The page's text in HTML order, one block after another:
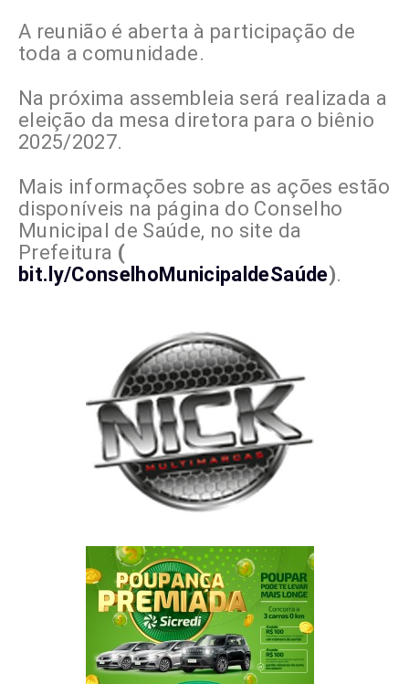
A reunião é aberta à participação de
toda a comunidade.
Na próxima assembleia será realizada a
eleição da mesa diretora para o biênio
2025/2027.
Mais informações sobre as ações estão
disponíveis na página do Conselho
Municipal de Saúde, no site da
Prefeitura (
bit.ly/ConselhoMunicipaldeSaúde).